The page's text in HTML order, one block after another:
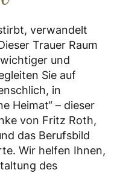
verwandelt
Trauer Raum
und
Sie auf
in
Heimat“ – dieser
von Fritz Roth,
das Berufsbild
Wir helfen Ihnen,
des